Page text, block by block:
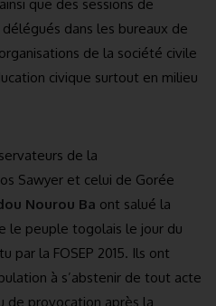
que des sessions de
dans les bureaux de
de la société civile
civique surtout en milieu
de la
Sawyer et celui de Gorée
Nourou Ba ont salué la
le peuple togolais le jour du
par la FOSEP 2015. Ils ont
à s’abstenir de tout acte
de provocation après la